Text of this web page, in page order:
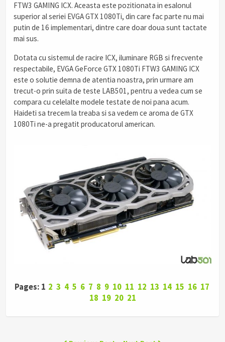
FTW3 GAMING ICX. Aceasta este pozitionata in esalonul
superior al seriei EVGA GTX 1080Ti, din care fac parte nu mai
putin de 16 implementari, dintre care doar doua sunt tactate
mai sus.
Dotata cu sistemul de racire ICX, iluminare RGB si frecvente
respectabile, EVGA GeForce GTX 1080Ti FTW3 GAMING ICX
este o solutie demna de atentia noastra, prin urmare am
trecut-o prin suita de teste LAB501, pentru a vedea cum se
compara cu celelalte modele testate de noi pana acum.
Haideti sa trecem la treaba si sa vedem ce aroma de GTX
1080Ti ne-a pregatit producatorul american.
Pages: 1 2 3 4 5 6 7 8 9 10 11 12 13 14 15 16 17
18 19 20 21